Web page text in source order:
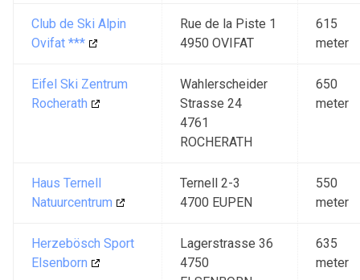
Club de Ski Alpin
Ovifat ***
Rue de la Piste 1
4950 OVIFAT
615
meter
Eifel Ski Zentrum
Rocherath
Wahlerscheider
Strasse 24
4761
ROCHERATH
650
meter
Haus Ternell
Natuurcentrum
Ternell 2-3
4700 EUPEN
550
meter
Herzebösch Sport
Elsenborn
Lagerstrasse 36
4750
635
meter